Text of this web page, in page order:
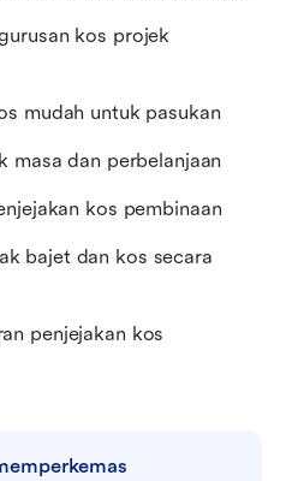
kos projek
mudah untuk pasukan
masa dan perbelanjaan
kos pembinaan
bajet dan kos secara
penjejakan kos